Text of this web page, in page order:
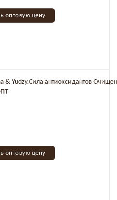
оптовую цену
& Yudzy.Сила антиоксидантов
оптовую цену